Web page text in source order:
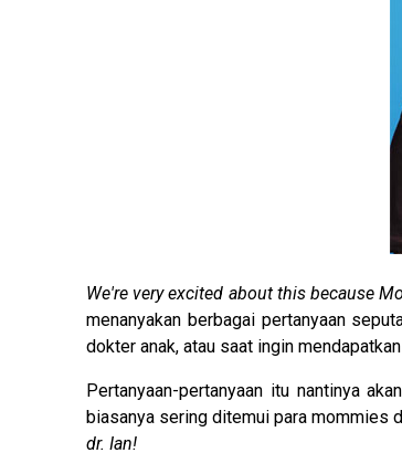
We're very excited about this because
menanyakan berbagai pertanyaan
dokter anak, atau saat ingin
Pertanyaan-pertanyaan itu nantinya
biasanya sering ditemui para mommies
dr. Ian!